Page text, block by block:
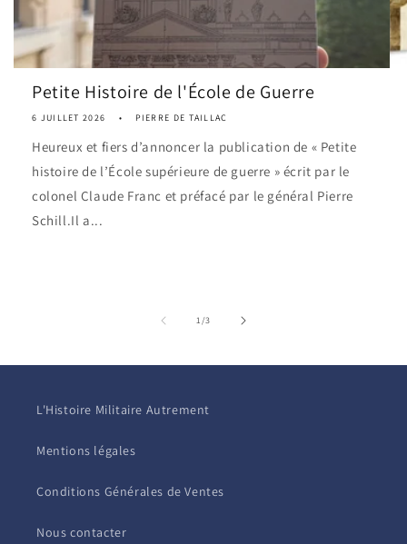
Petite Histoire de l'École de Guerre
6 JUILLET 2026 PIERRE DE TAILLAC
Heureux et fiers d’annoncer la publication de « Petite
histoire de l’École supérieure de guerre » écrit par le
colonel Claude Franc et préfacé par le général Pierre
Schill.Il a...
1/de
3
L'Histoire Militaire Autrement
Mentions légales
Conditions Générales de Ventes
Nous contacter